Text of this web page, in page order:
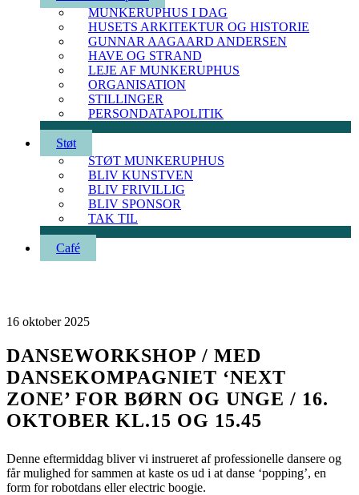
MUNKERUPHUS I DAG
HUSETS ARKITEKTUR OG HISTORIE
GUNNAR AAGAARD ANDERSEN
HAVE OG STRAND
LEJE AF MUNKERUPHUS
ORGANISATION
STILLINGER
PERSONDATAPOLITIK
Støt
STØT MUNKERUPHUS
BLIV KUNSTVEN
BLIV FRIVILLIG
BLIV SPONSOR
TAK TIL
Café
16 oktober 2025
DANSEWORKSHOP / MED
DANSEKOMPAGNIET ‘NEXT
ZONE’ FOR BØRN OG UNGE / 16.
OKTOBER KL.15 OG 15.45
Denne eftermiddag bliver vi instrueret af professionelle dansere og
får mulighed for sammen at kaste os ud i at danse ‘popping’, en
form for robotdans eller electric boogie.